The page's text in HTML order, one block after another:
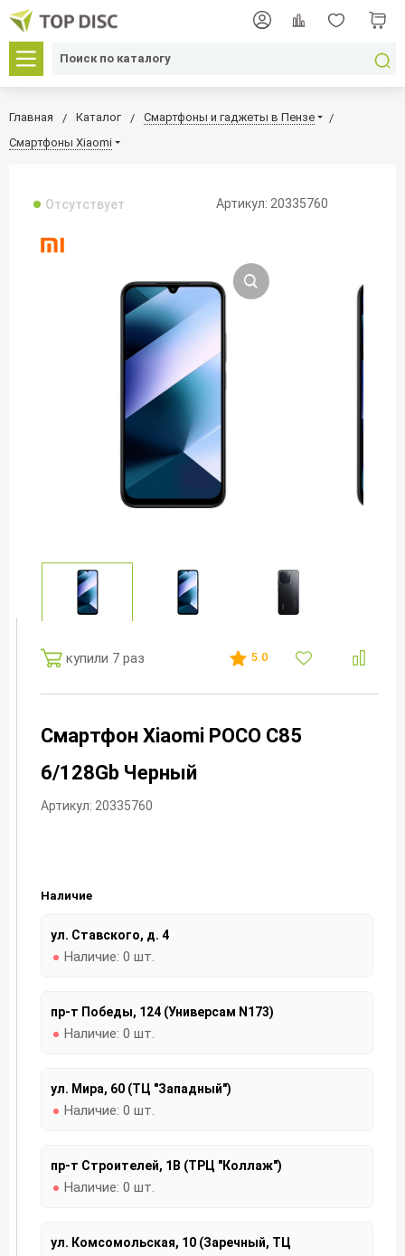
Главная Каталог
Смартфоны и гаджеты в Пензе
Смартфоны Xiaomi
Отсутствует Артикул: 20335760
купили 7 раз 5.0
Смартфон Xiaomi POCO C85
6/128Gb Черный
Артикул: 20335760
Наличие
ул. Ставского, д. 4
Наличие: 0 шт.
пр-т Победы, 124 (Универсам N173)
Наличие: 0 шт.
ул. Мира, 60 (ТЦ "Западный")
Наличие: 0 шт.
пр-т Строителей, 1В (ТРЦ "Коллаж")
Наличие: 0 шт.
ул. Комсомольская, 10 (Заречный, ТЦ